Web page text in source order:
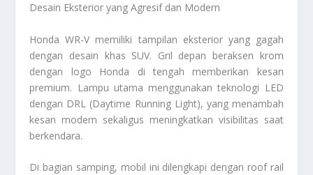
Desain Eksterior yang Agresif dan Modern
Honda WR-V memiliki tampilan eksterior yang gagah
dengan desain khas SUV. Gril depan beraksen krom
dengan logo Honda di tengah memberikan kesan
premium. Lampu utama menggunakan teknologi LED
dengan DRL (Daytime Running Light), yang menambah
kesan modern sekaligus meningkatkan visibilitas saat
berkendara.
Di bagian samping, mobil ini dilengkapi dengan roof rail